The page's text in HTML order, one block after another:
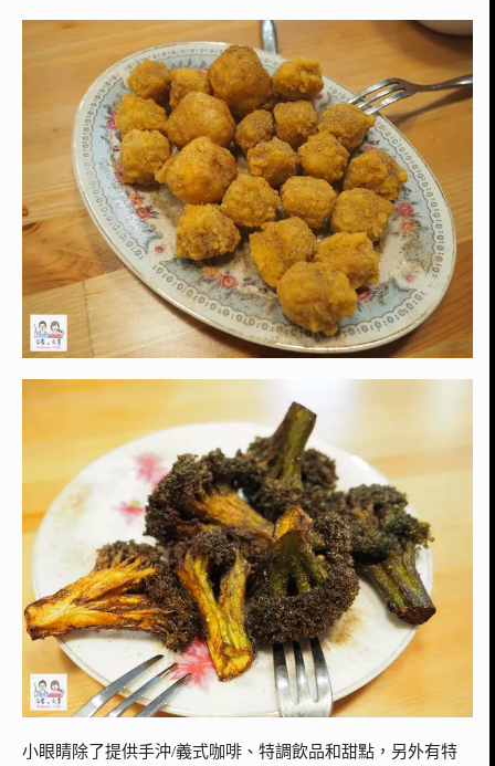
小眼睛除了提供手沖/義式咖啡、特調飲品和甜點，另外有特